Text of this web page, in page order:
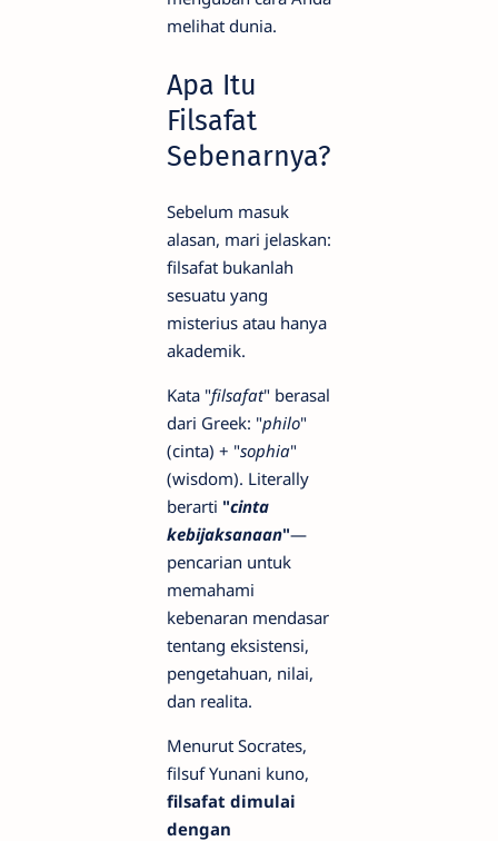
melihat dunia.
Apa Itu
Filsafat
Sebenarnya?
Sebelum masuk
alasan, mari jelaskan:
filsafat bukanlah
sesuatu yang
misterius atau hanya
akademik.
Kata "filsafat" berasal
dari Greek: "philo"
(cinta) + "sophia"
(wisdom). Literally
berarti "cinta
kebijaksanaan"—
pencarian untuk
memahami
kebenaran mendasar
tentang eksistensi,
pengetahuan, nilai,
dan realita.
Menurut Socrates,
filsuf Yunani kuno,
filsafat dimulai
dengan